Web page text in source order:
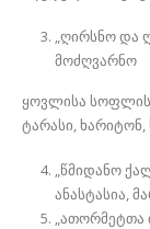
„ღირსნო და
მოძღვარნო
ყოვლისა
ტარასი, ხარიტონ,
„წმიდანო
ანასტასია,
„ათორმეტთა